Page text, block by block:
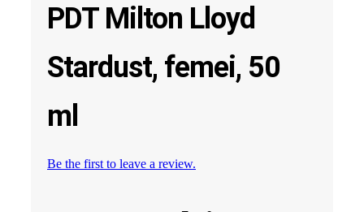
PDT Milton Lloyd
Stardust, femei, 50
ml
Be the first to leave a review.